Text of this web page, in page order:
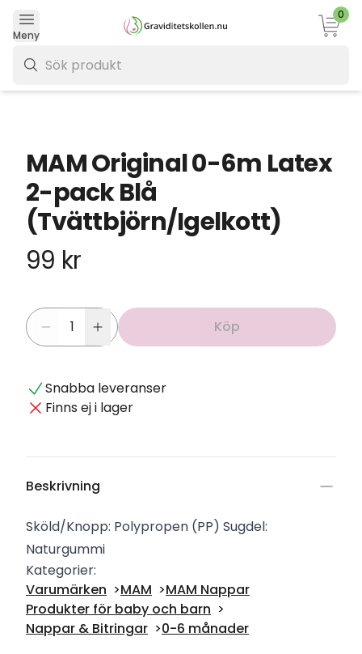
Meny
0
MAM Original 0-6m Latex
2-pack Blå
(Tvättbjörn/Igelkott)
99 kr
Köp
Snabba leveranser
Finns ej i lager
Beskrivning
Sköld/Knopp: Polypropen (PP) Sugdel:
Naturgummi
Kategorier:
Varumärken
MAM
MAM Nappar
Produkter för baby och barn
Nappar & Bitringar
0-6 månader